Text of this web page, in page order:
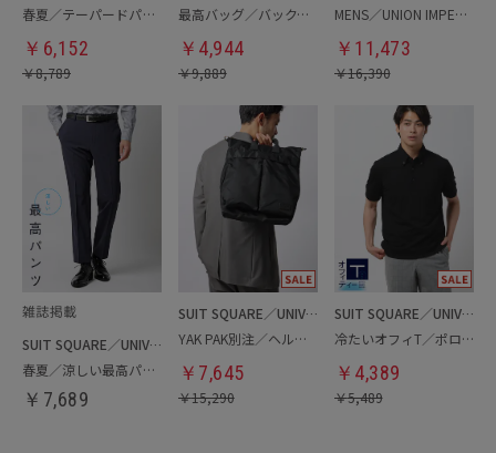
春夏／テーパードパンツ
￥ 6,152
￥8,789
最高バッグ／バックパック
￥ 4,944
￥9,889
MENS／UNION IMPERIAL監修／コインローファー
￥ 11,473
￥16,390
SUIT SQUARE／UNIVERSAL LANGUAGE
春夏／涼しい最高パンツ
￥ 7,689
SUIT SQUARE／UNIVERSAL LANGUAGE
YAK PAK別注／ヘルメットバッグ
￥ 7,645
￥15,290
SUIT SQUARE／UNIVERSAL LANGUAGE
冷たいオフィT／ポロシャツ
￥ 4,389
￥5,489